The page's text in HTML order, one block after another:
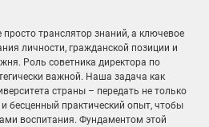
транслятор знаний, а ключевое
личности, гражданской позиции и
Роль советника директора по
важной. Наша задача как
страны – передать не только
бесценный практический опыт, чтобы
воспитания. Фундаментом этой